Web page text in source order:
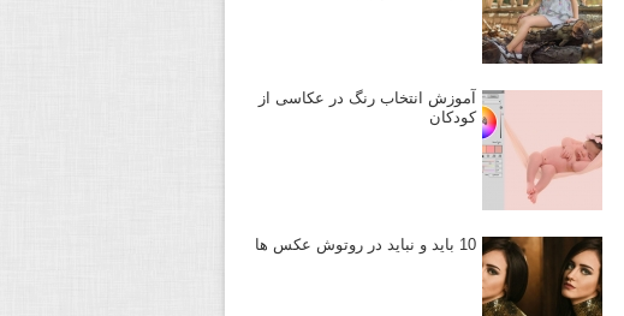
آموزش انتخاب رنگ در عکاسی از
کودکان
10 باید و نباید در روتوش عکس ها